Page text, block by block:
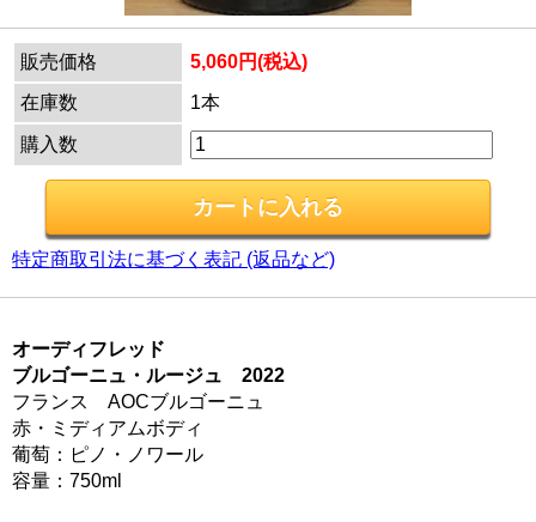
販売価格
5,060円(税込)
在庫数
1本
購入数
特定商取引法に基づく表記 (返品など)
オーディフレッド
ブルゴーニュ・ルージュ 2022
フランス AOCブルゴーニュ
赤・ミディアムボディ
葡萄：ピノ・ノワール
容量：750ml